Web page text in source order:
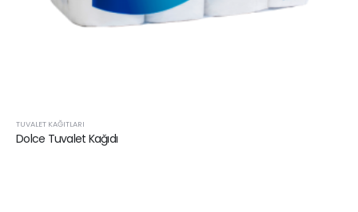
TUVALET KAĞITLARI
Dolce Tuvalet Kağıdı